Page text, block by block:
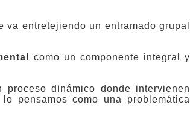
entretejiendo un entramado grupal
como un componente integral y
dinámico donde intervienen
lo pensamos como una problemática